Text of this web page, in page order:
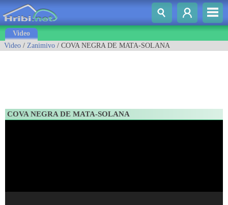
Video
Video / Zanimivo / COVA NEGRA DE MATA-SOLANA
COVA NEGRA DE MATA-SOLANA